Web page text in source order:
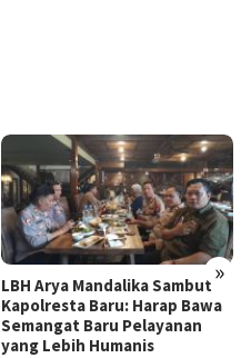
»
LBH Arya Mandalika Sambut
Kapolresta Baru: Harap Bawa
Semangat Baru Pelayanan
yang Lebih Humanis